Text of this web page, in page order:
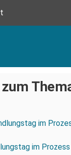
im
im